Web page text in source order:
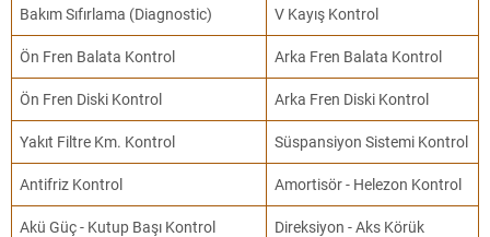
Bakım Sıfırlama (Diagnostic) V Kayış Kontrol
Ön Fren Balata Kontrol Arka Fren Balata Kontrol
Ön Fren Diski Kontrol Arka Fren Diski Kontrol
Yakıt Filtre Km. Kontrol Süspansiyon Sistemi Kontrol
Antifriz Kontrol Amortisör - Helezon Kontrol
Akü Güç - Kutup Başı Kontrol
Direksiyon - Aks Körük